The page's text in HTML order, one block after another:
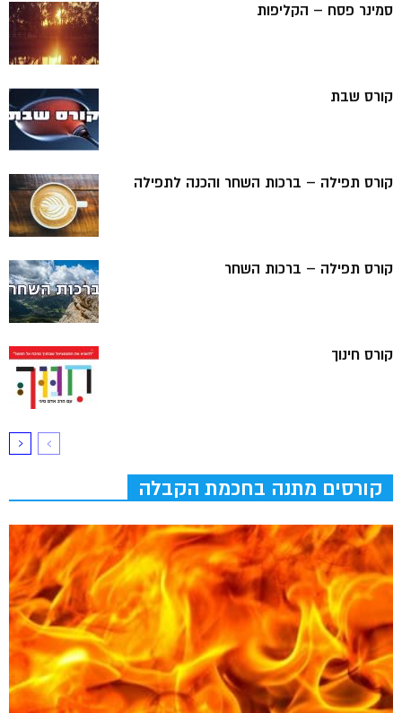
סמינר פסח – הקליפות
קורס שבת
קורס תפילה – ברכות השחר והכנה לתפילה
קורס תפילה – ברכות השחר
קורס חינוך
קורסים מתנה בחכמת הקבלה